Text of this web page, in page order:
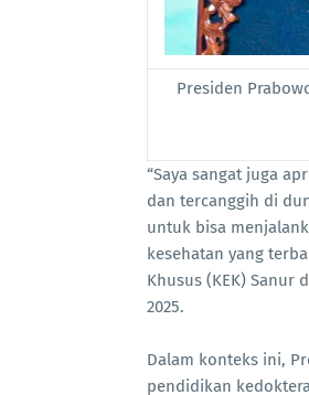
Presiden
“Saya sangat juga
dan tercanggih di
untuk bisa
kesehatan yang
Khusus (KEK) Sanur
2025.
Dalam konteks ini,
pendidikan